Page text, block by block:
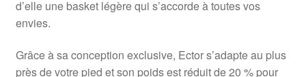
d’elle une basket légère qui s’accorde à toutes vos
envies.
Grâce à sa conception exclusive, Ector s’adapte au plus
près de votre pied et son poids est réduit de 20 % pour